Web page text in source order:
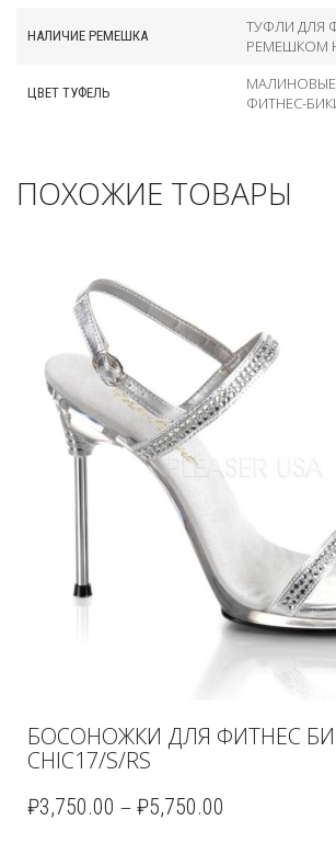
НАЛИЧИЕ РЕМЕШКА
ТУФЛИ ДЛЯ
РЕМЕШКОМ
ЦВЕТ ТУФЕЛЬ
ФИТНЕС-
ПОХОЖИЕ ТОВАРЫ
БОСОНОЖКИ ДЛЯ ФИТНЕС
CHIC17/S/RS
₽3,750.00 – ₽5,750.00